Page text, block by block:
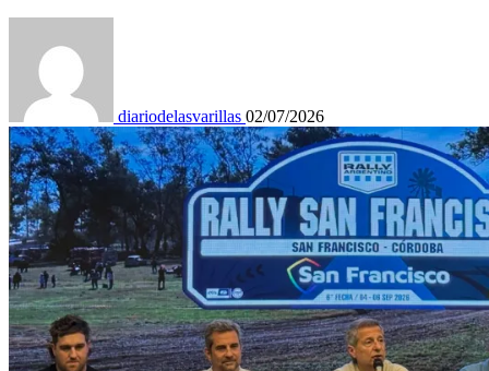
diariodelasvarillas 02/07/2026